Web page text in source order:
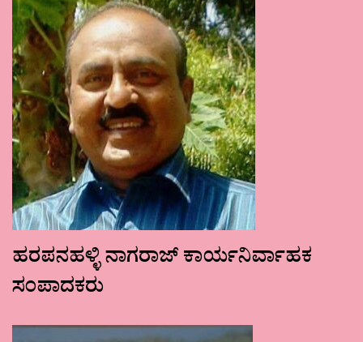
ಹರಪನಹಳ್ಳಿ ನಾಗರಾಜ್ ಕಾರ್ಯನಿರ್ವಾಹಕ
ಸಂಪಾದಕರು